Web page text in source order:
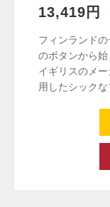
13,419円
フィンランド
のボタンから始
イギリスのメ
用したシックな